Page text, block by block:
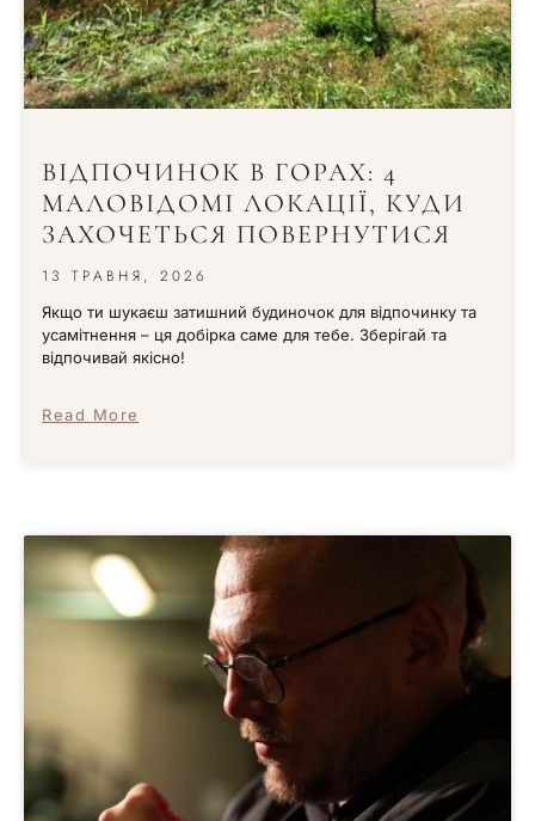
ВІДПОЧИНОК В ГОРАХ: 4
МАЛОВІДОМІ ЛОКАЦІЇ, КУДИ
ЗАХОЧЕТЬСЯ ПОВЕРНУТИСЯ
13 ТРАВНЯ, 2026
Якщо ти шукаєш затишний будиночок для відпочинку та
усамітнення – ця добірка саме для тебе. Зберігай та
відпочивай якісно!
Read More